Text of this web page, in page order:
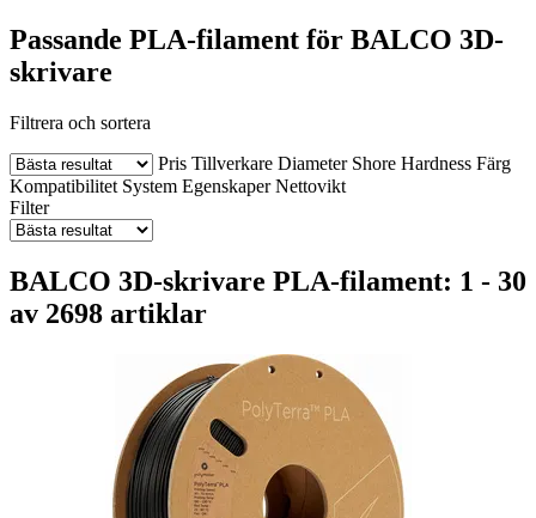
Passande PLA-filament för BALCO 3D-
skrivare
Filtrera och sortera
Pris Tillverkare Diameter Shore Hardness Färg
Kompatibilitet System Egenskaper Nettovikt
Filter
BALCO 3D-skrivare PLA-filament: 1 - 30
av 2698 artiklar